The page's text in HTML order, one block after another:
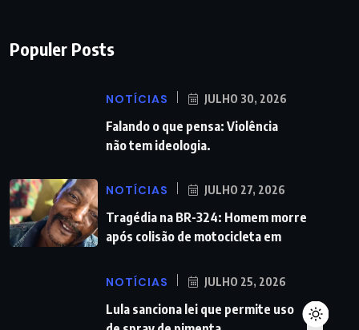
Populer Posts
NOTÍCIAS JULHO 30, 2026
Falando o que pensa: Violência
não tem ideologia.
NOTÍCIAS JULHO 27, 2026
Tragédia na BR-324: Homem morre
após colisão de motocicleta em
NOTÍCIAS JULHO 25, 2026
Lula sanciona lei que permite uso